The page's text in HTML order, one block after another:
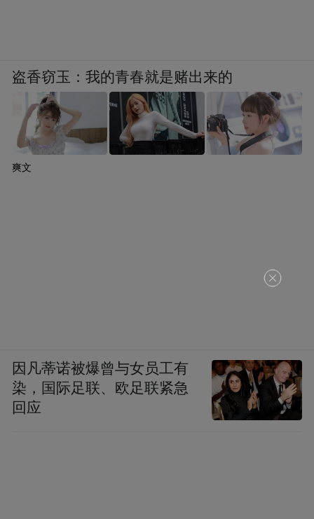
盗香窃玉：我的青春就是赌出来的
爽文
因凡蒂诺被爆曾与女员工有
染，国际足联、欧足联紧急
回应